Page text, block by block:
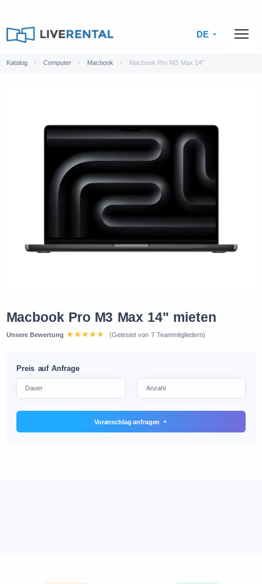
DE
Katalog Computer Macbook Macbook Pro M3 Max 14"
Macbook Pro M3 Max 14" mieten
Unsere Bewertung (Getestet von 7 Teammitgliedern)
Preis auf Anfrage
Voranschlag anfragen